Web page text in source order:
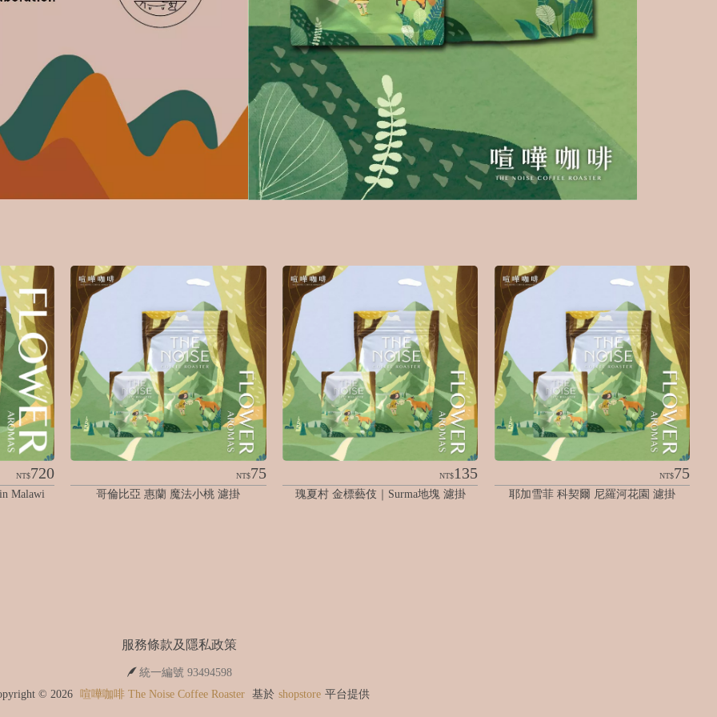
NT$720
Malawi
NT$75
哥倫比亞 惠蘭 魔法小桃 濾掛
NT$135
瑰夏村 金標藝伎｜Surma地塊 濾掛
NT$75
耶加雪菲 科契爾 尼羅河花園 濾掛
服務條款及隱私政策
統一編號 93494598
© 2026 喧嘩咖啡 The Noise Coffee Roaster 基於 shopstore 平台提供